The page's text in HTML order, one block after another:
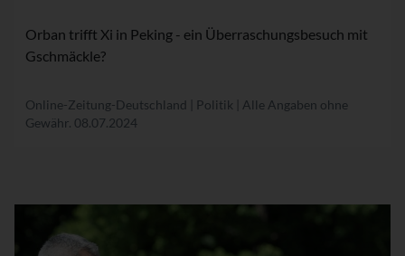
Orban trifft Xi in Peking - ein Überraschungsbesuch mit
Gschmäckle?
Online-Zeitung-Deutschland | Politik | Alle Angaben ohne
Gewähr. 08.07.2024